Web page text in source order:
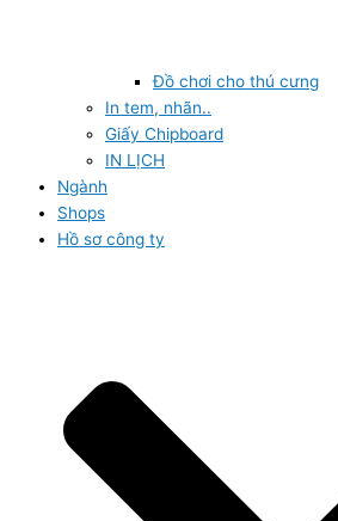
Đồ chơi cho thú cưng
In tem, nhãn..
Giấy Chipboard
IN LỊCH
Ngành
Shops
Hồ sơ công ty